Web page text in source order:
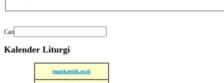
Cari
Kalender Liturgi
imankatolik.or.id